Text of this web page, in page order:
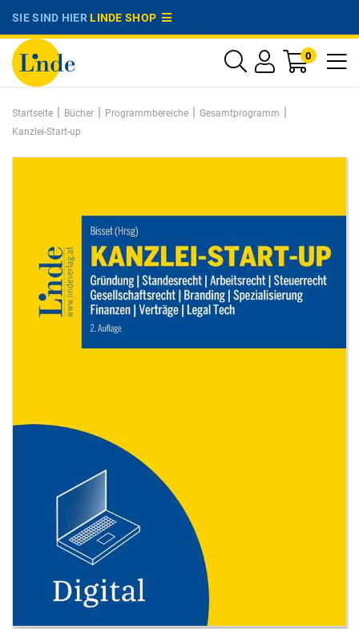
SIE SIND HIERLINDE SHOP
0
Startseite | Bücher | Programmbereiche | Gesamtprogramm |
Kanzlei-Start-up